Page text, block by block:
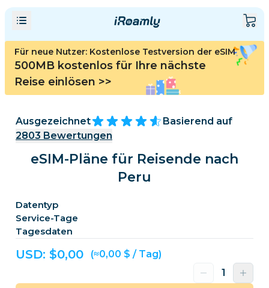
Für neue Nutzer: Kostenlose Testversion der eSIM
500MB kostenlos für Ihre nächste
Reise einlösen >>
Ausgezeichnet
Basierend auf
2803 Bewertungen
eSIM-Pläne für Reisende nach
Peru
Datentyp
Service-Tage
Tagesdaten
USD: $0,00 (≈0,00 $ / Tag)